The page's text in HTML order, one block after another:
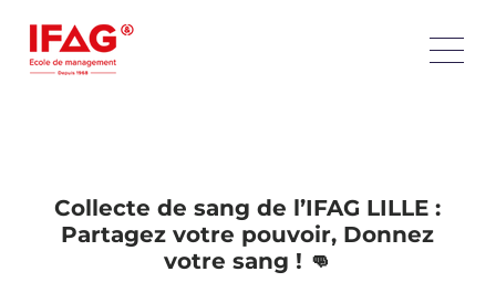
Collecte de sang de l’IFAG LILLE :
Partagez votre pouvoir, Donnez
votre sang ! 👊